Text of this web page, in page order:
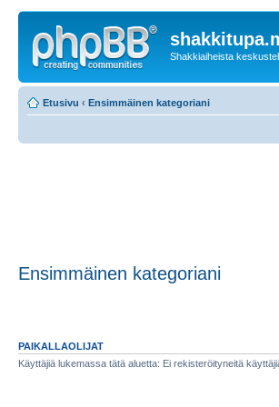
Shakkiaiheista
Etusivu ‹ Ensimmäinen kategoriani
Ensimmäinen kategoriani
PAIKALLAOLIJAT
Käyttäjiä lukemassa tätä aluetta: Ei rekisteröityneitä